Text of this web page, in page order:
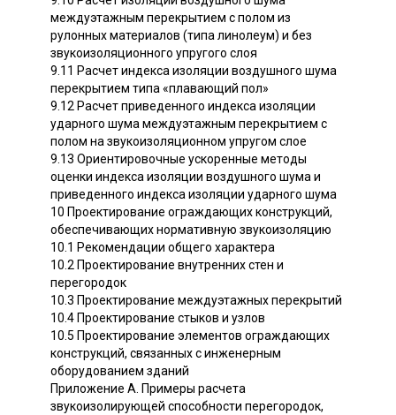
междуэтажным перекрытием с полом из
рулонных материалов (типа линолеум) и без
звукоизоляционного упругого слоя
9.11 Расчет индекса изоляции воздушного шума
перекрытием типа «плавающий пол»
9.12 Расчет приведенного индекса изоляции
ударного шума междуэтажным перекрытием с
полом на звукоизоляционном упругом слое
9.13 Ориентировочные ускоренные методы
оценки индекса изоляции воздушного шума и
приведенного индекса изоляции ударного шума
10 Проектирование ограждающих конструкций,
обеспечивающих нормативную звукоизоляцию
10.1 Рекомендации общего характера
10.2 Проектирование внутренних стен и
перегородок
10.3 Проектирование междуэтажных перекрытий
10.4 Проектирование стыков и узлов
10.5 Проектирование элементов ограждающих
конструкций, связанных с инженерным
оборудованием зданий
Приложение А. Примеры расчета
звукоизолирующей способности перегородок,